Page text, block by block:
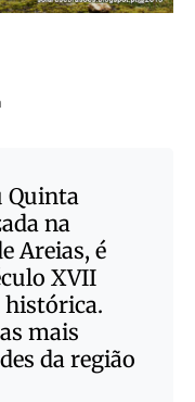
Quinta
na
Areias, é
XVII
histórica.
mais
da região